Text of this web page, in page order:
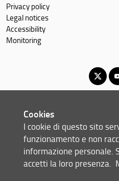
Privacy policy
Legal notices
Accessibility
Monitoring
© Copyright 2012-2026
Cookies
I cookie di questo sito
funzionamento e non
informazione personale.
accetti la loro presenza.